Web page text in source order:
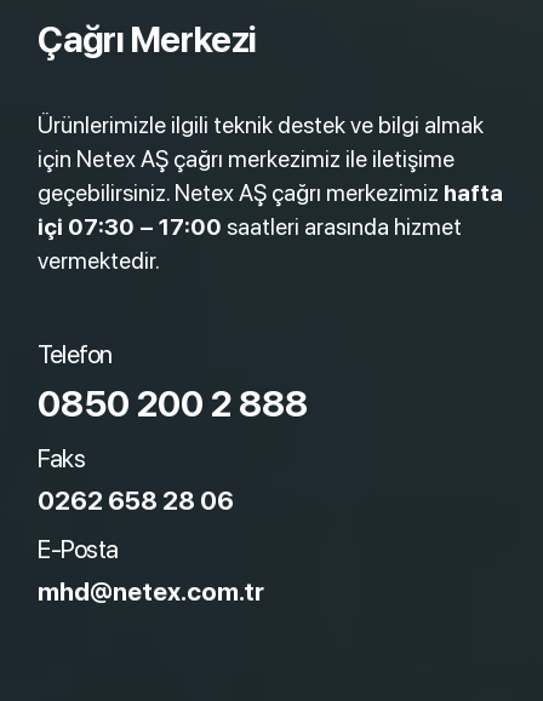
Çağrı Merkezi
Ürünlerimizle ilgili teknik destek ve bilgi almak
için Netex AŞ çağrı merkezimiz ile iletişime
geçebilirsiniz. Netex AŞ çağrı merkezimiz hafta
içi 07:30 – 17:00 saatleri arasında hizmet
vermektedir.
Telefon
0850 200 2 888
Faks
0262 658 28 06
E-Posta
mhd@netex.com.tr